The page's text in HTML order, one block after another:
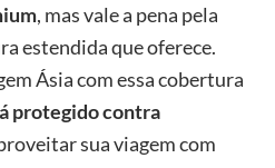
, mas vale a pena pela
estendida que oferece.
Ásia com essa cobertura
protegido contra
sua viagem com